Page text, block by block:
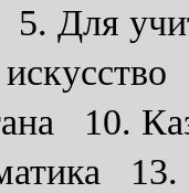
Для
10.